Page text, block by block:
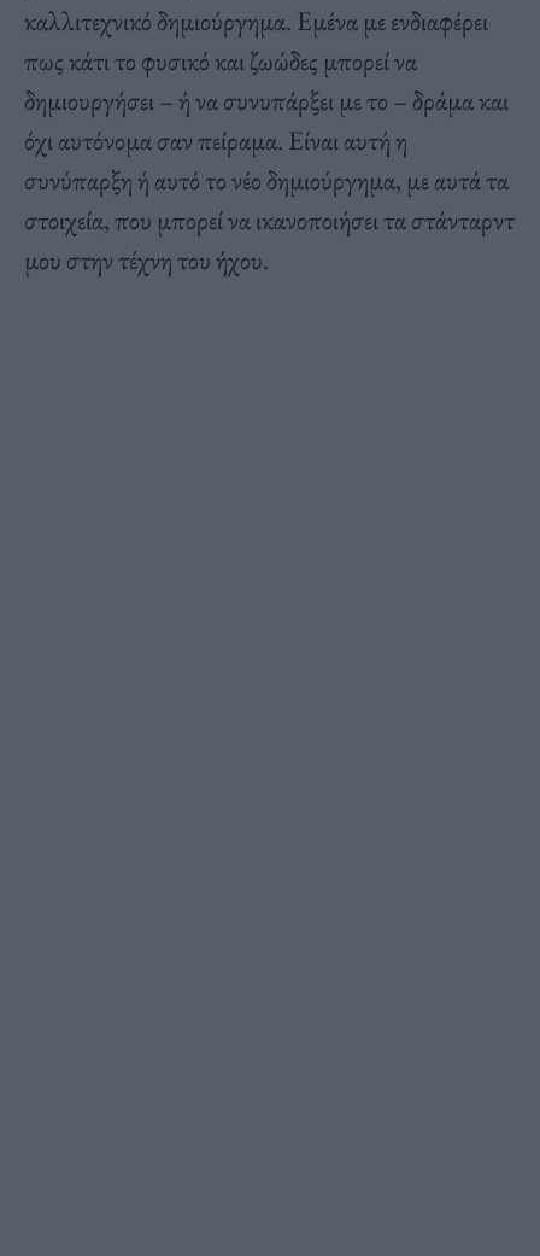
καλλιτεχνικό δημιούργημα. Εμένα με ενδιαφέρει
πως κάτι το φυσικό και ζωώδες μπορεί να
δημιουργήσει – ή να συνυπάρξει με το – δράμα και
όχι αυτόνομα σαν πείραμα. Είναι αυτή η
συνύπαρξη ή αυτό το νέο δημιούργημα, με αυτά τα
στοιχεία, που μπορεί να ικανοποιήσει τα στάνταρντ
μου στην τέχνη του ήχου.